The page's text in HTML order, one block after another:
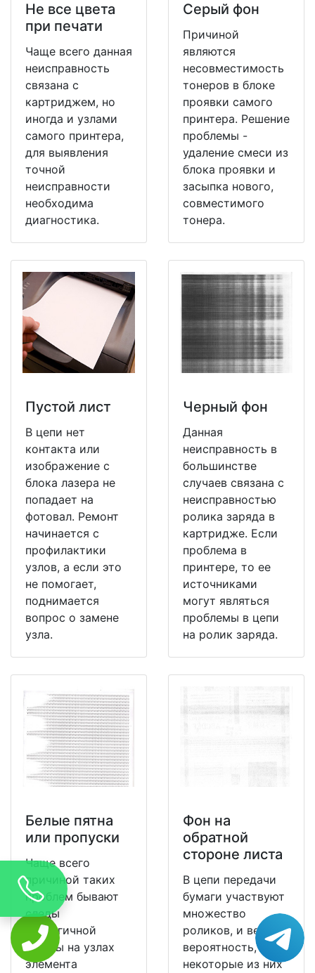
Не все цвета
при печати
Чаще всего данная
неисправность
связана с
картриджем, но
иногда и узлами
самого принтера,
для выявления
точной
неисправности
необходима
диагностика.
Серый фон
Причиной
являются
несовместимость
тонеров в блоке
проявки самого
принтера. Решение
проблемы -
удаление смеси из
блока проявки и
засыпка нового,
совместимого
тонера.
Пустой лист
В цепи нет
контакта или
изображение с
блока лазера не
попадает на
фотовал. Ремонт
начинается с
профилактики
узлов, а если это
не помогает,
поднимается
вопрос о замене
узла.
Черный фон
Данная
неисправность в
большинстве
случаев связана с
неисправностью
ролика заряда в
картридже. Если
проблема в
принтере, то ее
источниками
могут являться
проблемы в цепи
на ролик заряда.
Белые пятна
или пропуски
Чаще всего
причиной таких
проблем бывают
следы
аналогичной
формы на узлах
элемента
Фон на
обратной
стороне листа
В цепи передачи
бумаги участвуют
множество
роликов, и велика
вероятность, что
некоторые из них